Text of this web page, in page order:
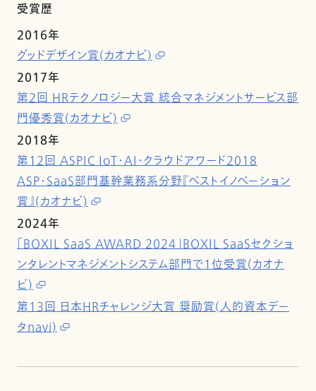
受賞歴
2016年
グッドデザイン賞(カオナビ)
2017年
第2回 HRテクノロジー大賞 統合マネジメントサービス部
門優秀賞(カオナビ)
2018年
第12回 ASPIC IoT・AI・クラウドアワード2018
ASP・SaaS部門基幹業務系分野『ベストイノベーション
賞』(カオナビ)
2024年
「BOXIL SaaS AWARD 2024」BOXIL SaaSセクショ
ンタレントマネジメントシステム部門で1位受賞(カオナ
ビ)
第13回 日本HRチャレンジ大賞 奨励賞(人的資本デー
タnavi)